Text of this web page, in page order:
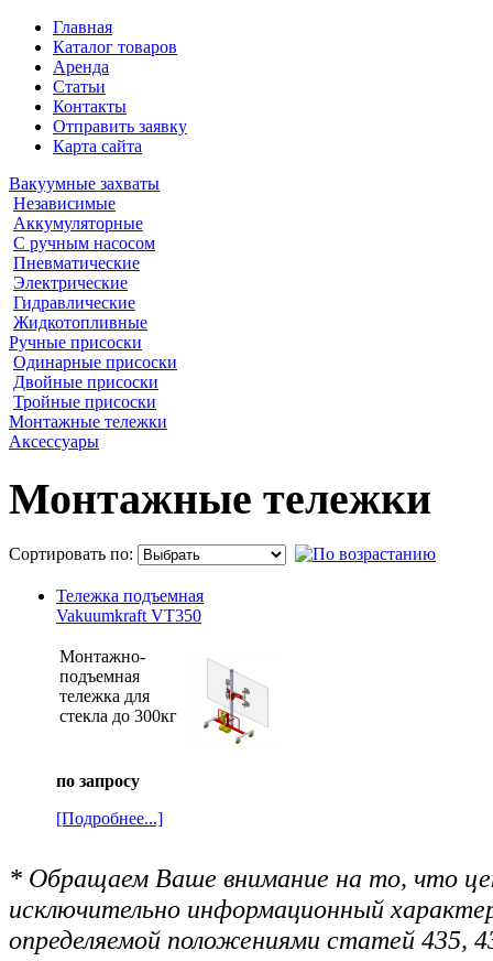
Главная
Каталог товаров
Аренда
Статьи
Контакты
Отправить заявку
Карта сайта
Вакуумные захваты
Независимые
Аккумуляторные
С ручным насосом
Пневматические
Электрические
Гидравлические
Жидкотопливные
Ручные присоски
Одинарные присоски
Двойные присоски
Тройные присоски
Монтажные тележки
Аксессуары
Монтажные тележки
Сортировать по:
Тележка подъемная
Vakuumkraft VT350
Монтажно-
подъемная
тележка для
стекла до 300кг
по запросу
[Подробнее...]
* Обращаем Ваше внимание на то, что
исключительно информационный
определяемой положениями статей 435,